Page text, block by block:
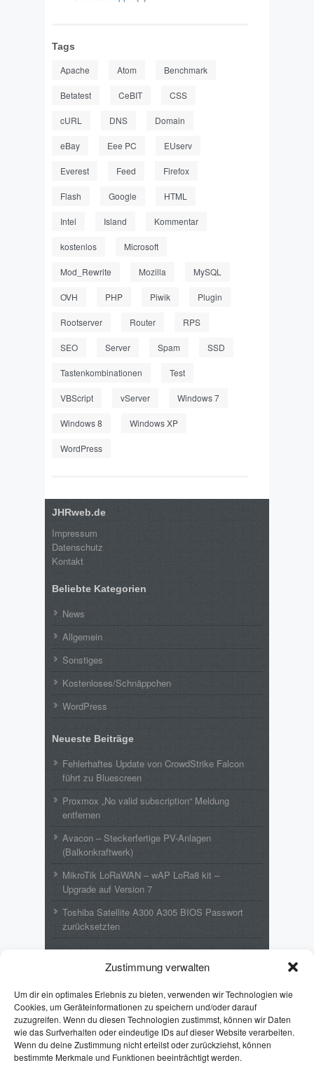
Zustimmung verwalten
Um dir ein optimales Erlebnis zu bieten, verwenden wir Technologien wie
Cookies, um Geräteinformationen zu speichern und/oder darauf
zuzugreifen. Wenn du diesen Technologien zustimmst, können wir Daten
wie das Surfverhalten oder eindeutige IDs auf dieser Website verarbeiten.
Wenn du deine Zustimmung nicht erteilst oder zurückziehst, können
bestimmte Merkmale und Funktionen beeinträchtigt werden.
Tags
Apache Atom Benchmark
Betatest CeBIT CSS
cURL DNS Domain
eBay Eee PC EUserv
Everest Feed Firefox
Flash Google HTML
Intel Island Kommentar
kostenlos Microsoft
Mod_Rewrite Mozilla MySQL
OVH PHP Piwik Plugin
Rootserver Router RPS
SEO Server Spam SSD
Tastenkombinationen Test
VBScript vServer Windows 7
Windows 8 Windows XP
WordPress
JHRweb.de
Impressum
Datenschutz
Kontakt
Beliebte Kategorien
News
Allgemein
Sonstiges
Kostenloses/Schnäppchen
WordPress
Neueste Beiträge
Fehlerhaftes Update von CrowdStrike Falcon
führt zu Bluescreen
Proxmox „No valid subscription“ Meldung
entfernen
Avacon – Steckerfertige PV-Anlagen
(Balkonkraftwerk)
MikroTik LoRaWAN – wAP LoRa8 kit –
Upgrade auf Version 7
Toshiba Satellite A300 A305 BIOS Passwort
zurücksetzten
LoRa8 kit – Upgrade auf Version 7
EmilzuToshiba Satellite A300 A305 BIOS
Passwort zurücksetzten
Puff LotharzuToshiba Satellite A300 A305